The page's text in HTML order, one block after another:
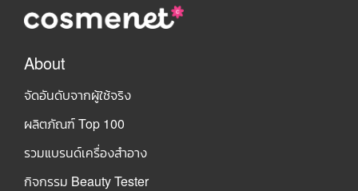
About
จัดอันดับจากผู้ใช้จริง
ผลิตภัณฑ์ Top 100
รวมแบรนด์เครื่องสำอาง
กิจกรรม Beauty Tester